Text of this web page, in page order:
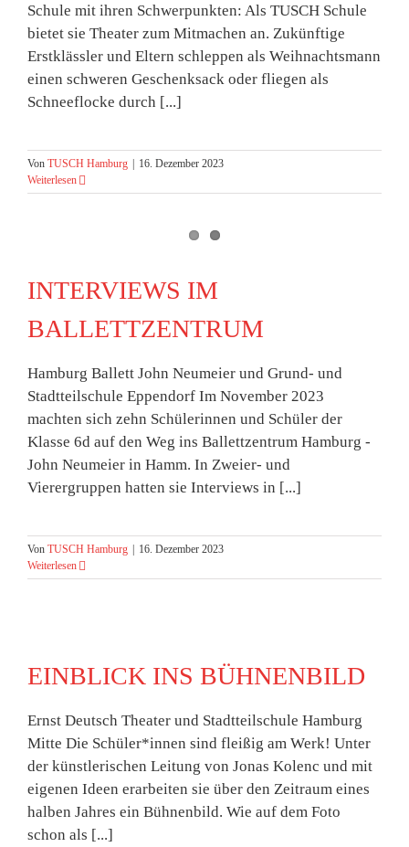
Schule mit ihren Schwerpunkten: Als TUSCH Schule
bietet sie Theater zum Mitmachen an. Zukünftige
Erstklässler und Eltern schleppen als Weihnachtsmann
einen schweren Geschenksack oder fliegen als
Schneeflocke durch [...]
Von TUSCH Hamburg | 16. Dezember 2023
Weiterlesen
INTERVIEWS IM
BALLETTZENTRUM
Hamburg Ballett John Neumeier und Grund- und
Stadtteilschule Eppendorf Im November 2023
machten sich zehn Schülerinnen und Schüler der
Klasse 6d auf den Weg ins Ballettzentrum Hamburg -
John Neumeier in Hamm. In Zweier- und
Vierergruppen hatten sie Interviews in [...]
Von TUSCH Hamburg | 16. Dezember 2023
Weiterlesen
EINBLICK INS BÜHNENBILD
Ernst Deutsch Theater und Stadtteilschule Hamburg
Mitte Die Schüler*innen sind fleißig am Werk! Unter
der künstlerischen Leitung von Jonas Kolenc und mit
eigenen Ideen erarbeiten sie über den Zeitraum eines
halben Jahres ein Bühnenbild. Wie auf dem Foto
schon als [...]